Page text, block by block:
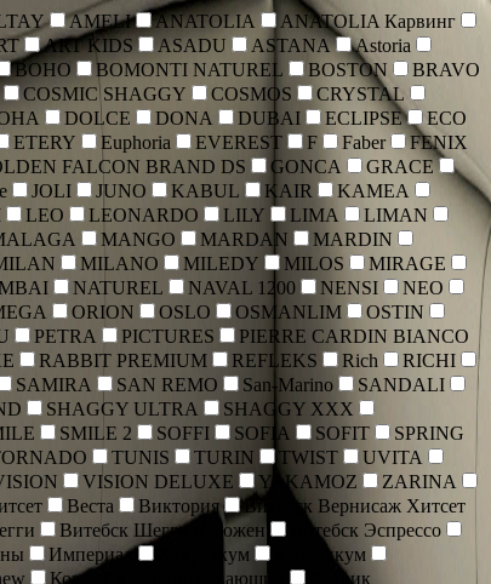
AMELI ANATOLIA
ANATOLIA Карвинг
ART KIDS ASADU ASTANA
Astoria
BOHO BOMONTI NATUREL BOSTON
BRAVO
COSMIC SHAGGY COSMOS
CRYSTAL
DOLCE DONA DUBAI ECLIPSE
ECO
ETERY Euphoria EVEREST F Faber
FENIX
FALCON BRAND DS GONCA
GRACE
JOLI JUNO KABUL KAIR
KAMEA
LEO LEONARDO LILY LIMA
LIMAN
MANGO MARDAN
MARDIN
MILANO MILEDY MILOS
MIRAGE
NATUREL NAVAL 1200 NENSI
NEO
ORION OSLO OSMANLIM
OSTIN
PETRA PICTURES
PIERRE CARDIN BIANCO
RABBIT PREMIUM REFLEKS Rich
RICHI
SAMIRA SAN REMO San-Marino
SANDALI
SHAGGY ULTRA
SHAGGY XXX
SMILE 2 SOFFI SOFIA SOFIT
SPRING
TUNIS TURIN TWIST
UVITA
VISION DELUXE YAKAMOZ
ZARINA
Веста Виктория
Витебск Вернисаж Хитсет
Витебск Шегги Фьюжен
Витебск Эспрессо
Империал Кайраккум
Карайккум
Коврик влаговпитывающий
Коврик